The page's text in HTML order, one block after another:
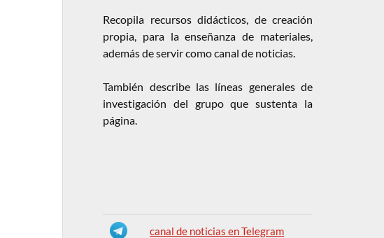
Recopila recursos didácticos, de creación
propia, para la enseñanza de materiales,
además de servir como canal de noticias.
También describe las líneas generales de
investigación del grupo que sustenta la
página.
canal de noticias en Telegram